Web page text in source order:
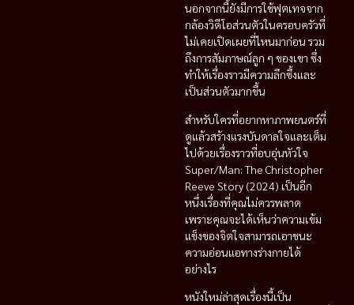
นอกจากนี้ยังมีการใช้ฟุตเทจจาก
กล้องวิดีโอส่วนตัวในครอบครัวที่
ไม่เคยเปิดเผยที่ไหนมาก่อน รวม
ถึงการสัมภาษณ์ลูก ๆ ของเขา ซึ่ง
ทำให้เรื่องราวมีความลึกซึ้งและ
เป็นส่วนตัวมากขึ้น
สำหรับใครที่อยากหาภาพยนตร์ที่
ดูแล้วสร้างแรงบันดาลใจและเต็ม
ไปด้วยเรื่องราวที่อบอุ่นหัวใจ
Super/Man: The Christopher
Reeve Story (2024) เป็นอีก
หนึ่งเรื่องที่คุณไม่ควรพลาด
เพราะคุณจะได้เห็นว่าความเข้ม
แข็งของจิตใจสามารถเอาชนะ
ความอ่อนแอทางร่างกายได้
อย่างไร
หนังใหม่ล่าสุดเรื่องนี้เป็น